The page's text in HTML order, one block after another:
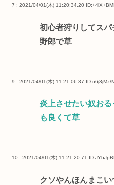
7 : 2021/04/01(木) 11:20:34.20
初心者狩りしてス
野郎で草
9 : 2021/04/01(木) 11:21:06.37 ID:n6j3jMz/
炎上させたい奴お
も良くて草
10 : 2021/04/01(木) 11:21:20.71
クソやんほんまこい